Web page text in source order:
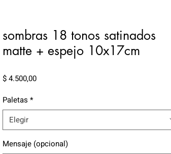
sombras 18 tonos satinados
matte + espejo 10x17cm
$ 4.500,00Precio
Paletas *
Elegir
Mensaje (opcional)